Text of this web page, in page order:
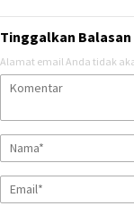
Tinggalkan Balasan
Alamat email Anda tidak